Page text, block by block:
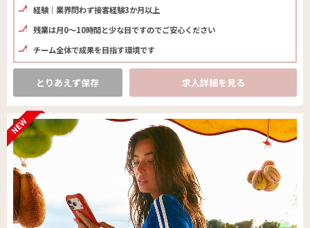
経験｜業界問わず接客経験3か月以上
残業は月0～10時間と少な目ですのでご安心ください
チーム全体で成果を目指す環境です
とりあえず保存 求人詳細を見る